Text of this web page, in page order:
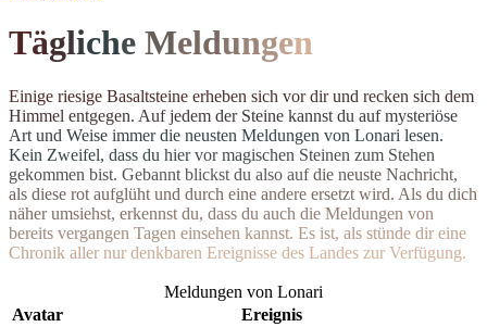
Tägliche Meldungen
Einige riesige Basaltsteine erheben sich vor dir und recken sich dem
Himmel entgegen. Auf jedem der Steine kannst du auf mysteriöse
Art und Weise immer die neusten Meldungen von Lonari lesen.
Kein Zweifel, dass du hier vor magischen Steinen zum Stehen
gekommen bist. Gebannt blickst du also auf die neuste Nachricht,
als diese rot aufglüht und durch eine andere ersetzt wird. Als du dich
näher umsiehst, erkennst du, dass du auch die Meldungen von
bereits vergangen Tagen einsehen kannst. Es ist, als stünde dir eine
Chronik aller nur denkbaren Ereignisse des Landes zur Verfügung.
Meldungen von Lonari
Avatar
Ereignis